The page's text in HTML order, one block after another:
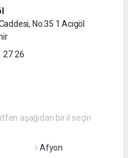
No:35 1 Acıgöl
27 26
aşağıdan bir il seçin
Afyon